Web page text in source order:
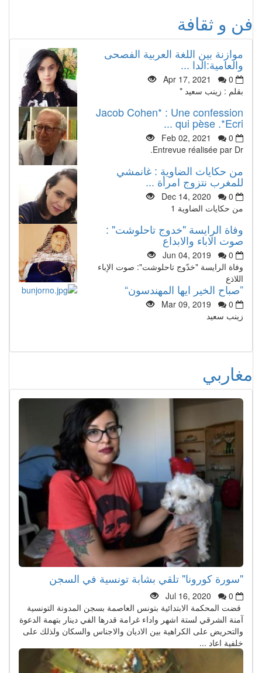
فن و ثقافة
موازنة بين اللغة العربية الفصحى
والعامية:الدا ...
Apr 17, 2021
0
بقلم : زينب سعيد *
Jacob Cohen* : Une confession
qui pèse .*Ecri ...
Feb 02, 2021
0
Entrevue réalisée par Dr.
من حكايات الضاوية : غانمشي
للمغرب نتزوج امرأة ...
Dec 14, 2020
0
من حكايات الضاوية 1
وفاة الرايسة "خدوج تاحلوشت" :
صوت الاباء والابداع
Jun 04, 2019
0
وفاة الرايسة "خدّوج تاحلوشت": صوت الإباء
اللاذع
”صباح الخير ايها المهندسون“
Mar 09, 2019
0
زينب سعيد
مغاربي
"سورة كورونا" تلقي بشابة تونسية في السجن
Jul 16, 2020
0
قضت المحكمة الابتدائية بتونس العاصمة بسجن المدونة التونسية
آمنة الشرقي لستة اشهر واداء غرامة قدرها الفي دينار بتهمة الدعوة
والتحريض على الكراهية بين الاديان والاجناس والسكان ولذلك على
خلفية اعاد ...